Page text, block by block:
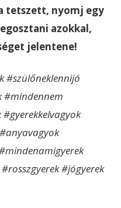
tetszett, nyomj egy
azokkal,
jelentene!
#szülőneklennijó
#mindennem
#jógyerek